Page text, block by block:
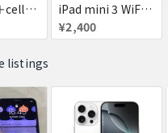
iPad Air2 ＋cellular 16GB
iPad mini 3 WiFi+Cellular 16GB
¥2,400
listings